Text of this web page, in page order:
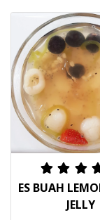
ES BUAH
JELLY